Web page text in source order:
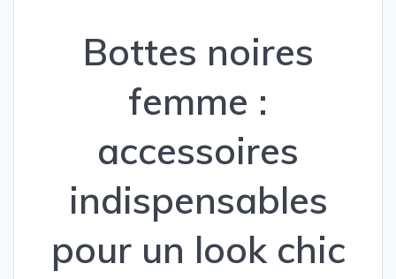
Bottes noires
femme :
accessoires
indispensables
pour un look chic